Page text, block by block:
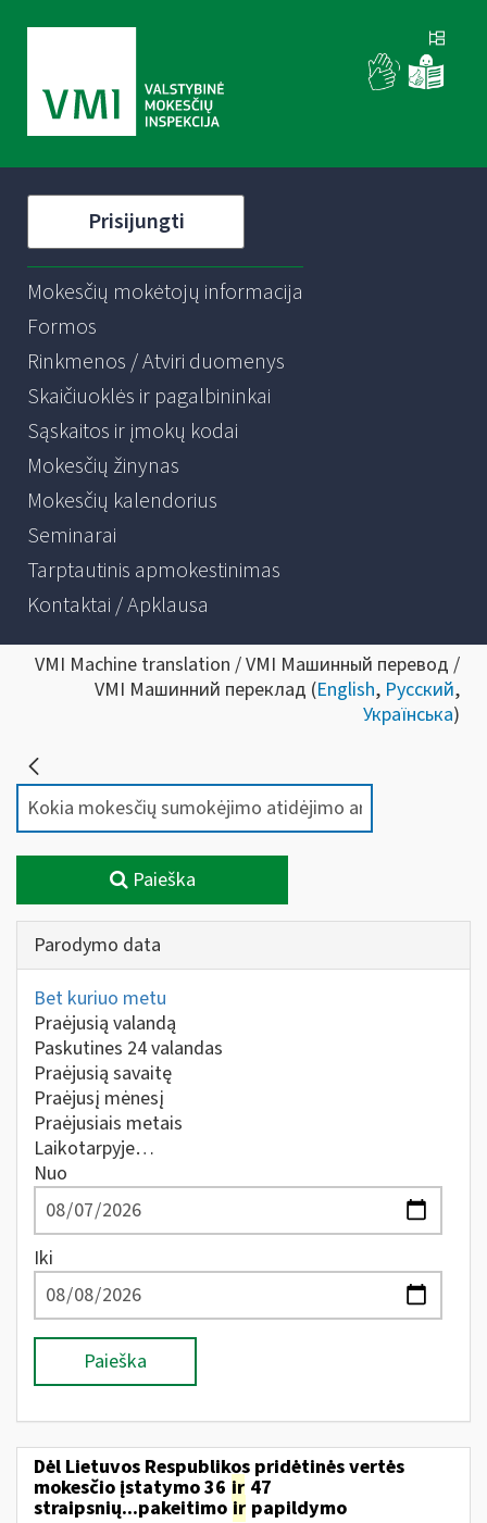
Prisijungti
Mokesčių mokėtojų informacija
Formos
Rinkmenos / Atviri duomenys
Skaičiuoklės ir pagalbininkai
Sąskaitos ir įmokų kodai
Mokesčių žinynas
Mokesčių kalendorius
Seminarai
Tarptautinis apmokestinimas
Kontaktai / Apklausa
VMI Machine translation / VMI Машинный перевод /
VMI Машинний переклад (English, Русский,
Українська)
Paieška
Parodymo data
Bet kuriuo metu
Praėjusią valandą
Paskutines 24 valandas
Praėjusią savaitę
Praėjusį mėnesį
Praėjusiais metais
Laikotarpyje…
Nuo
Iki
Paieška
Dėl Lietuvos Respublikos pridėtinės vertės
mokesčio įstatymo 36 ir 47
straipsnių...pakeitimo ir papildymo